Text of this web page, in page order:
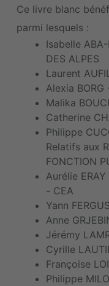
Ce livre blanc
parmi lesquels :
Isabelle
DES ALPES
Laurent
Alexia
Malika
Catherine
Philippe
Relatifs aux
FONCTION
Aurélie
- CEA
Yann
Anne
Jérémy
Cyrille
Françoise
Philippe